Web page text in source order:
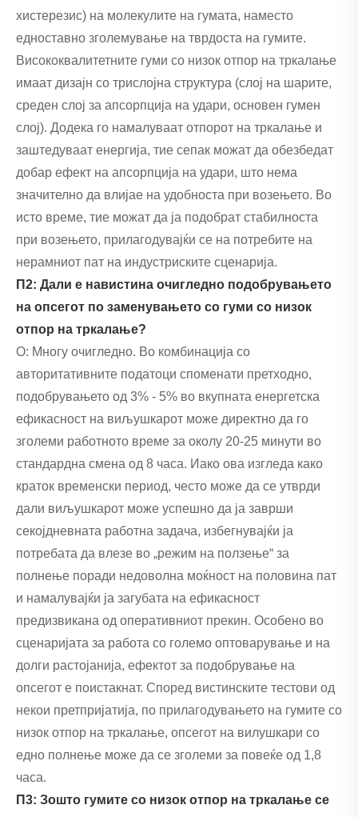
хистерезис) на молекулите на гумата, наместо
едноставно зголемување на тврдоста на гумите.
Висококвалитетните гуми со низок отпор на тркалање
имаат дизајн со трислојна структура (слој на шарите,
среден слој за апсорпција на удари, основен гумен
слој). Додека го намалуваат отпорот на тркалање и
заштедуваат енергија, тие сепак можат да обезбедат
добар ефект на апсорпција на удари, што нема
значително да влијае на удобноста при возењето. Во
исто време, тие можат да ја подобрат стабилноста
при возењето, прилагодувајќи се на потребите на
нерамниот пат на индустриските сценарија.
П2: Дали е навистина очигледно подобрувањето
на опсегот по заменувањето со гуми со низок
отпор на тркалање?
О: Многу очигледно. Во комбинација со
авторитативните податоци споменати претходно,
подобрувањето од 3% - 5% во вкупната енергетска
ефикасност на виљушкарот може директно да го
зголеми работното време за околу 20-25 минути во
стандардна смена од 8 часа. Иако ова изгледа како
краток временски период, често може да се утврди
дали виљушкарот може успешно да ја заврши
секојдневната работна задача, избегнувајќи ја
потребата да влезе во „режим на ползење“ за
полнење поради недоволна моќност на половина пат
и намалувајќи ја загубата на ефикасност
предизвикана од оперативниот прекин. Особено во
сценаријата за работа со големо оптоварување и на
долги растојанија, ефектот за подобрување на
опсегот е поистакнат. Според вистинските тестови од
некои претпријатија, по прилагодувањето на гумите со
низок отпор на тркалање, опсегот на вилушкари со
едно полнење може да се зголеми за повеќе од 1,8
часа.
П3: Зошто гумите со низок отпор на тркалање се